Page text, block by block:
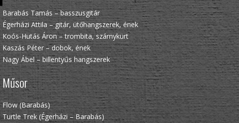
Barabás Tamás – basszusgitár
Égerházi Attila – gitár, ütőhangszerek, ének
Koós-Hutás Áron – trombita, szárnykürt
Kaszás Péter – dobok, ének
Nagy Ábel – billentyűs hangszerek
Műsor
Flow (Barabás)
Turtle Trek (Égerházi – Barabás)